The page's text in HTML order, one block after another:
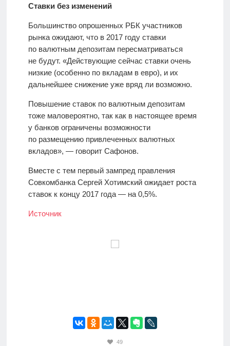
Ставки без изменений
Большинство опрошенных РБК участников
рынка ожидают, что в 2017 году ставки
по валютным депозитам пересматриваться
не будут. «Действующие сейчас ставки очень
низкие (особенно по вкладам в евро), и их
дальнейшее снижение уже вряд ли возможно.
Повышение ставок по валютным депозитам
тоже маловероятно, так как в настоящее время
у банков ограничены возможности
по размещению привлеченных валютных
вкладов», — говорит Сафонов.
Вместе с тем первый зампред правления
Совкомбанка Сергей Хотимский ожидает роста
ставок к концу 2017 года — на 0,5%.
Источник
49